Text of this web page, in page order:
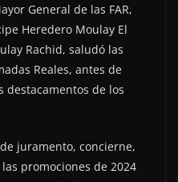
General de las FAR,
Heredero Moulay El
Rachid, saludó las
Reales, antes de
destacamentos de los
juramento, concierne,
promociones de 2024